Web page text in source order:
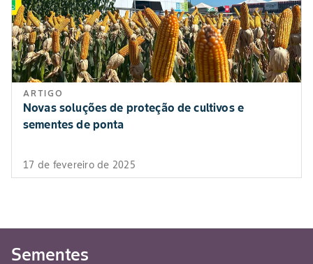
ARTIGO
Novas soluções de proteção de cultivos e
sementes de ponta
17 de fevereiro de 2025
Sementes